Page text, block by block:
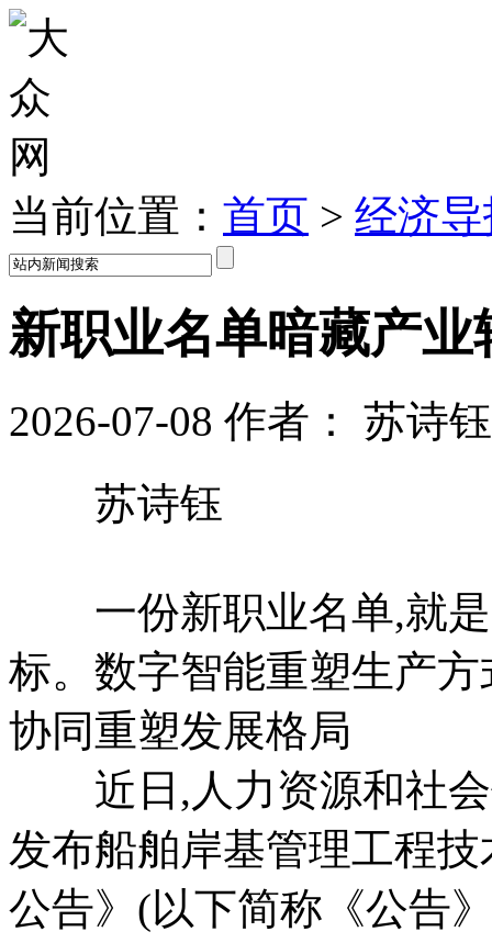
当前位置： 首页 > 经济
新职业名单暗藏产业
2026-07-08 作者：
苏诗钰
苏诗钰
一份新职业名单,就是
标。数字智能重塑生产
协同重塑发展格局
近日,人力资源和社会
发布船舶岸基管理工程
公告》(以下简称《公告